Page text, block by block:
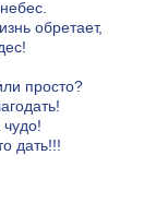
обретает,
просто?
дать!!!